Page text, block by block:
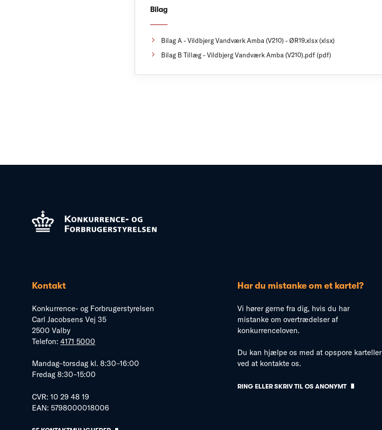
Bilag
Bilag A - Vildbjerg Vandværk Amba (V210) - ØR19.xlsx (xlsx)
Bilag B Tillæg - Vildbjerg Vandværk Amba (V210).pdf (pdf)
Kontakt
Konkurrence- og Forbrugerstyrelsen
Carl Jacobsens Vej 35
2500 Valby
Telefon: 4171 5000
Mandag–torsdag kl. 8:30–16:00
Fredag 8:30–15:00
CVR: 10 29 48 19
EAN: 5798000018006
Har du mistanke om et kartel?
Vi hører gerne fra dig, hvis du har
mistanke om overtrædelser af
konkurrenceloven.
Du kan hjælpe os med at opspore karteller
ved at kontakte os.
RING ELLER SKRIV TIL OS ANONYMT